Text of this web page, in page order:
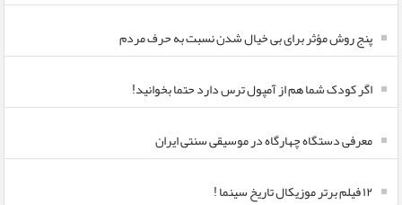
پنج روش مؤثر برای بی خیال شدن نسبت به حرف مردم
اگر کودک شما هم از آمپول ترس دارد حتما بخوانید!
معرفی دستگاه چهارگاه در موسیقی سنتی ایران
۱۲ فیلم برتر موزیکال تاریخ سینما !